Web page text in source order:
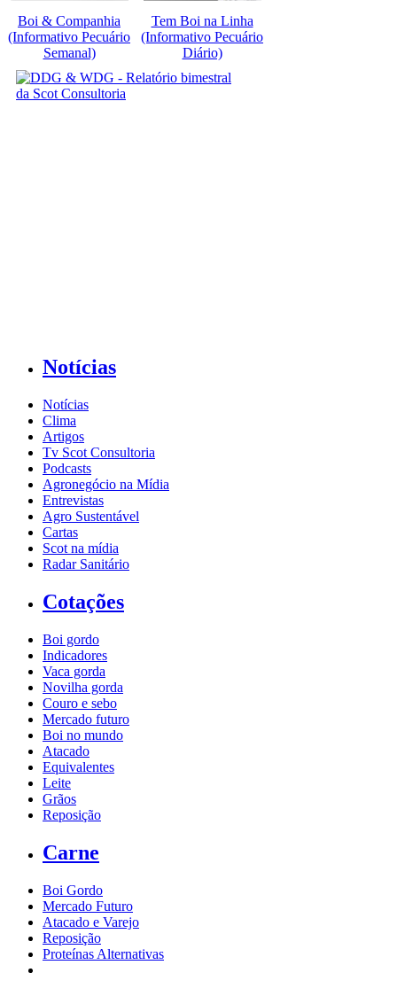
Boi & Companhia
(Informativo Pecuário
Semanal)
Tem Boi na Linha
(Informativo Pecuário
Diário)
Notícias
Notícias
Clima
Artigos
Tv Scot Consultoria
Podcasts
Agronegócio na Mídia
Entrevistas
Agro Sustentável
Cartas
Scot na mídia
Radar Sanitário
Cotações
Boi gordo
Indicadores
Vaca gorda
Novilha gorda
Couro e sebo
Mercado futuro
Boi no mundo
Atacado
Equivalentes
Leite
Grãos
Reposição
Carne
Boi Gordo
Mercado Futuro
Atacado e Varejo
Reposição
Proteínas Alternativas